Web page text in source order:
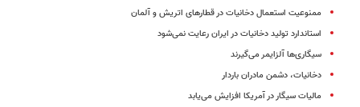
ممنوعیت استعمال‌ دخانیات‌ در قطارهای‌ اتریش‌ و آلمان
استاندارد تولید دخانیات در ایران رعایت نمی‌شود
سیگاری‌ها آلزایمر می‌گیرند
دخانیات، دشمن مادران باردار
مالیات سیگار در آمریکا افزایش می‌یابد